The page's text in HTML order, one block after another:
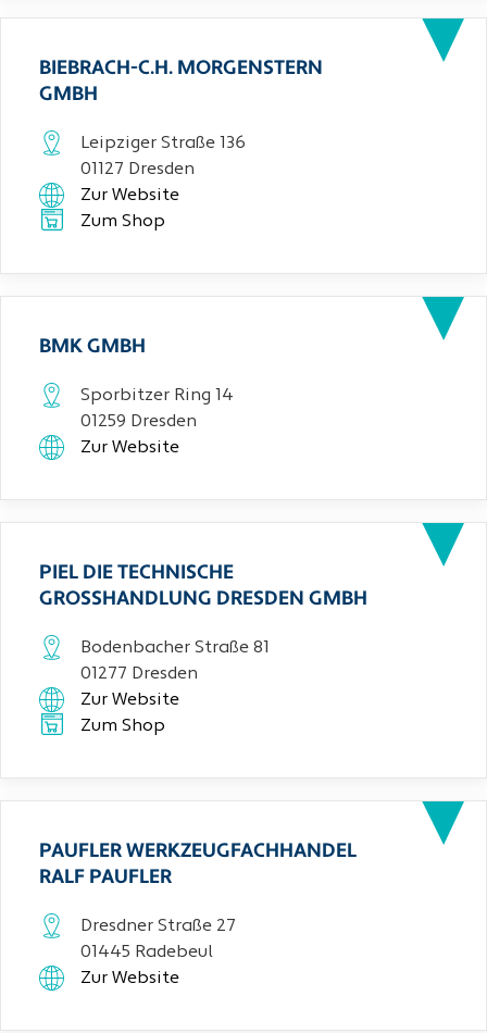
BIEBRACH-C.H. MORGENSTERN
GMBH
Leipziger Straße 136
01127 Dresden
Zur Website
Zum Shop
BMK GMBH
Sporbitzer Ring 14
01259 Dresden
Zur Website
PIEL DIE TECHNISCHE
GROSSHANDLUNG DRESDEN GMBH
Bodenbacher Straße 81
01277 Dresden
Zur Website
Zum Shop
PAUFLER WERKZEUGFACHHANDEL
RALF PAUFLER
Dresdner Straße 27
01445 Radebeul
Zur Website